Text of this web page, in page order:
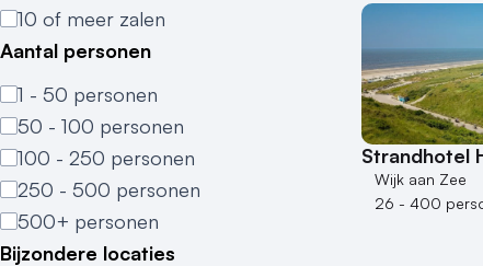
10 of meer zalen
Aantal personen
1 - 50 personen
50 - 100 personen
100 - 250 personen
250 - 500 personen
500+ personen
Bijzondere locaties
Strandhotel
Wijk aan Zee
26 - 400